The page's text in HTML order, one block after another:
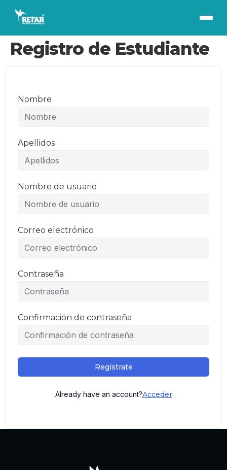
Registro de Estudiante
Nombre
Apellidos
Nombre de usuario
Correo electrónico
Contraseña
Confirmación de contraseña
Regístrate
Already have an account?Acceder